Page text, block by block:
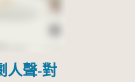
人聲-對